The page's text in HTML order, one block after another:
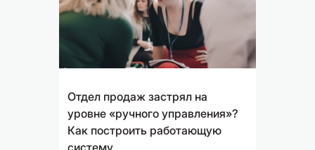
Отдел продаж застрял на
уровне «ручного управления»?
Как построить работающую
систему